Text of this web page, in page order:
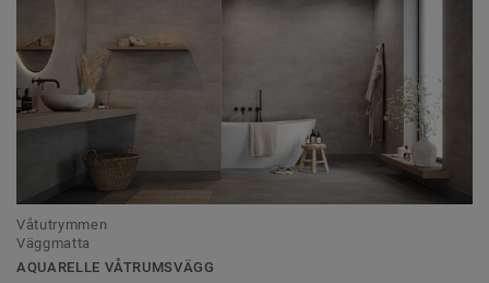
Våtutrymmen
Väggmatta
AQUARELLE VÅTRUMSVÄGG